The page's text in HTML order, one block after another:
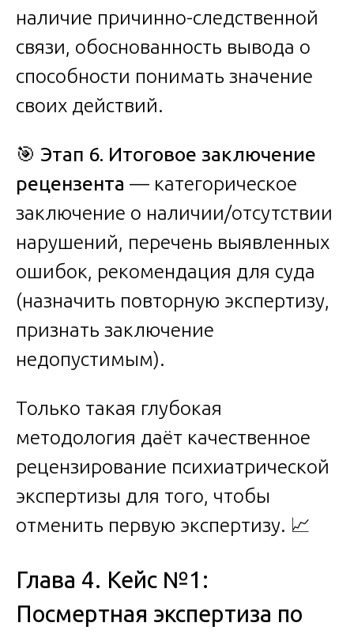
наличие причинно-следственной
связи, обоснованность вывода о
способности понимать значение
своих действий.
🎯 Этап 6. Итоговое заключение
рецензента — категорическое
заключение о наличии/отсутствии
нарушений, перечень выявленных
ошибок, рекомендация для суда
(назначить повторную экспертизу,
признать заключение
недопустимым).
Только такая глубокая
методология даёт качественное
рецензирование психиатрической
экспертизы для того, чтобы
отменить первую экспертизу. 📈
Глава 4. Кейс №1:
Посмертная экспертиза по